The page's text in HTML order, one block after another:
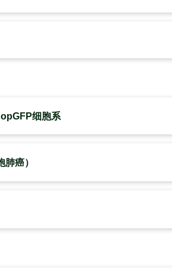
细胞系
癌）